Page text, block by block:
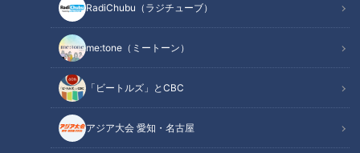
RadiChubu（ラジチューブ）
me:tone（ミートーン）
「ビートルズ」とCBC
アジア大会 愛知・名古屋
記事に戻る
この記事を見たあなたへのおすすめ